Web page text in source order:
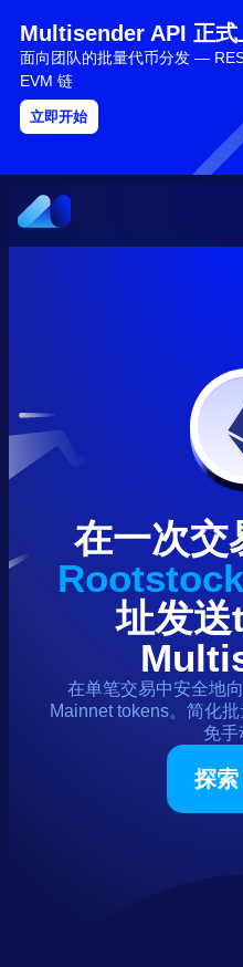
Multisender API 正式
面向团队的批量代币分发 —
EVM 链
立即开始
在一次交
址发送
在单笔交易中安全地
Mainnet tokens。简化
免手
探